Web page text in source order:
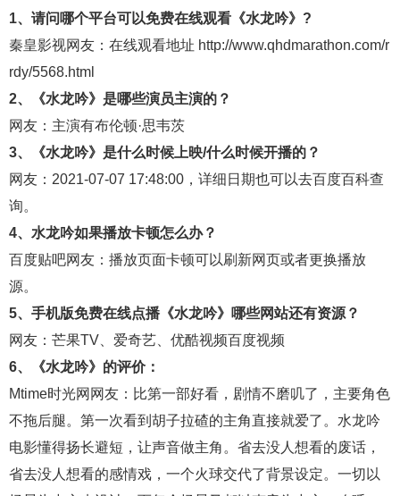
1、请问哪个平台可以免费在线观看《水龙吟》?
秦皇影视网友：在线观看地址 http://www.qhdmarathon.com/r
rdy/5568.html
2、《水龙吟》是哪些演员主演的？
网友：主演有布伦顿·思韦茨
3、《水龙吟》是什么时候上映/什么时候开播的？
网友：2021-07-07 17:48:00，详细日期也可以去百度百科查
询。
4、水龙吟如果播放卡顿怎么办？
百度贴吧网友：播放页面卡顿可以刷新网页或者更换播放
源。
5、手机版免费在线点播《水龙吟》哪些网站还有资源？
网友： 芒果TV 爱奇艺 优酷视频百度视频
6、《水龙吟》的评价：
Mtime时光网 网友：比第一部好看，剧情不磨叽了，主要角色
不拖后腿。第一次看到胡子拉碴的主角直接就爱了。水龙吟
电影懂得扬长避短，让声音做主角。省去没人想看的废话，
省去没人想看的感情戏，一个火球交代了背景设定。一切以